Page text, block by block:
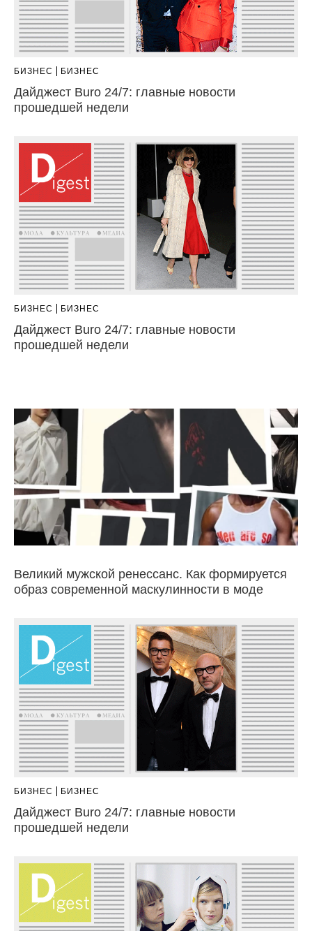
БИЗНЕС БИЗНЕС
Дайджест Buro 24/7: главные новости
прошедшей недели
БИЗНЕС БИЗНЕС
Дайджест Buro 24/7: главные новости
прошедшей недели
Великий мужской ренессанс. Как формируется
образ современной маскулинности в моде
БИЗНЕС БИЗНЕС
Дайджест Buro 24/7: главные новости
прошедшей недели